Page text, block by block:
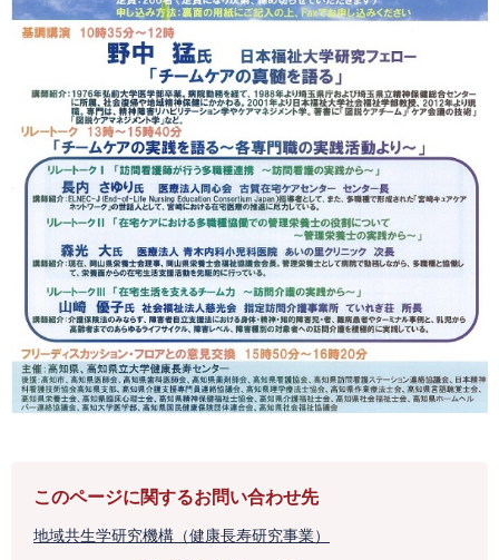
このページに関するお問い合わせ先
地域共生学研究機構（健康長寿研究事業）